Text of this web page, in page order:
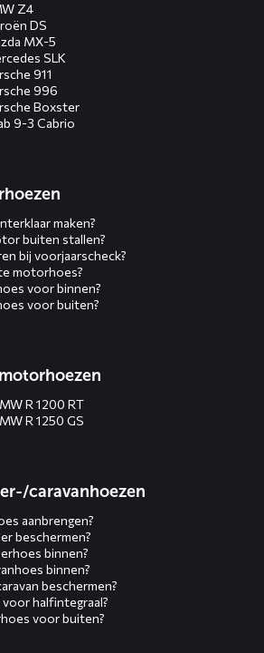
Z4
DS
MX-5
SLK
911
996
Boxster
9-3 Cabrio
maken?
buiten stallen?
bij voorjaarscheck?
motorhoes?
voor binnen?
voor buiten?
R 1200 RT
R 1250 GS
caravanhoezen
aanbrengen?
beschermen?
binnen?
binnen?
beschermen?
halfintegraal?
voor buiten?